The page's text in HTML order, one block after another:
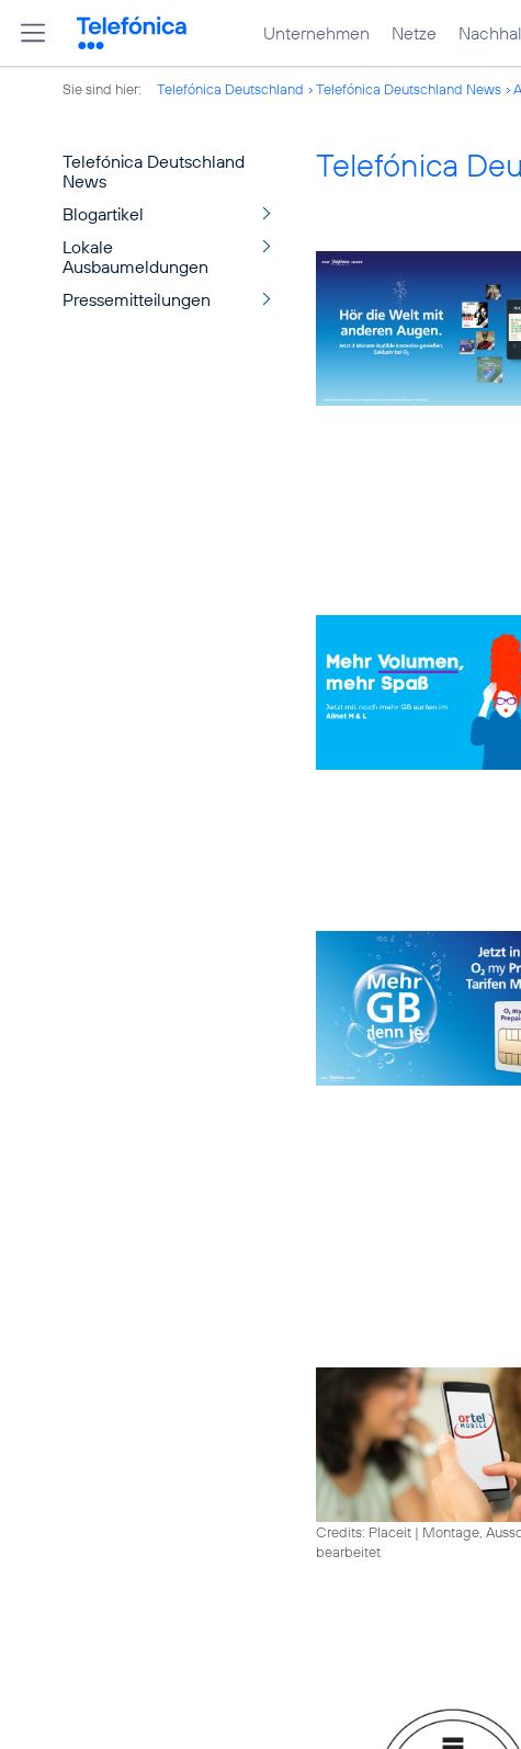
Unternehmen Netze
Sie sind hier: Telefónica Deutschland Telefónica Deutschland News
Telefónica Deutschland
News
Blogartikel
Lokale
Ausbaumeldungen
Pressemitteilungen
Telefónica
Credits: Placeit | Montage,
bearbeitet